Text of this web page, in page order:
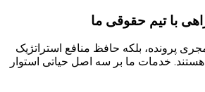
با تیم حقوقی ما
مجری پرونده، بلکه حافظ منافع استراتژیک
خدمات ما بر سه اصل حیاتی استوار